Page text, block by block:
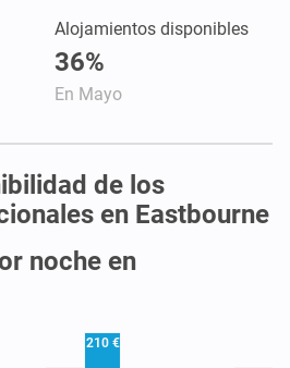
Alojamientos disponibles
36%
En Mayo
de los
en Eastbourne
noche en
210 €